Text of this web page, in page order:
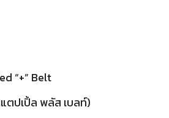
“+” Belt
ตปเปิ้ล พลัส เบลท์)